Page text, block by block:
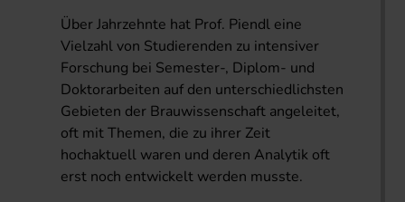
Über Jahrzehnte hat Prof. Piendl eine
Vielzahl von Studierenden zu intensiver
Forschung bei Semester-, Diplom- und
Doktorarbeiten auf den unterschiedlichsten
Gebieten der Brauwissenschaft angeleitet,
oft mit Themen, die zu ihrer Zeit
hochaktuell waren und deren Analytik oft
erst noch entwickelt werden musste.